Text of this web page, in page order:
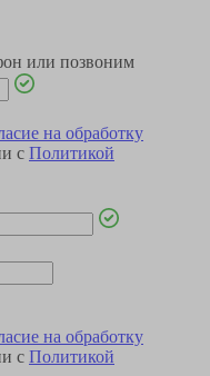
или позвоним
на обработку
с Политикой
на обработку
с Политикой